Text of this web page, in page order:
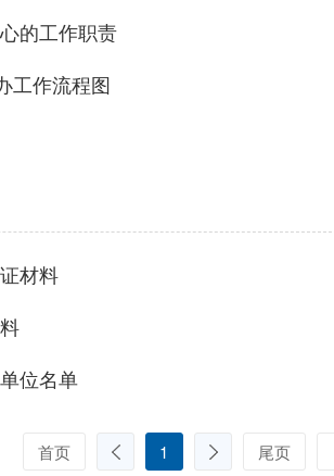
的工作职责
工作流程图
材料
位名单
首页 1 尾页